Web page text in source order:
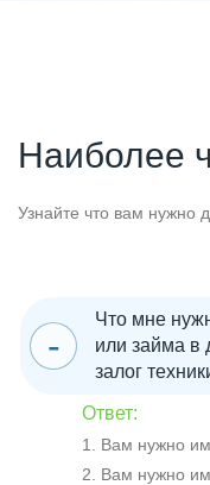
Наиболее
Узнайте что вам нужно
Что мне
или займа в
залог
Ответ:
1. Вам нужно
2. Вам нужно